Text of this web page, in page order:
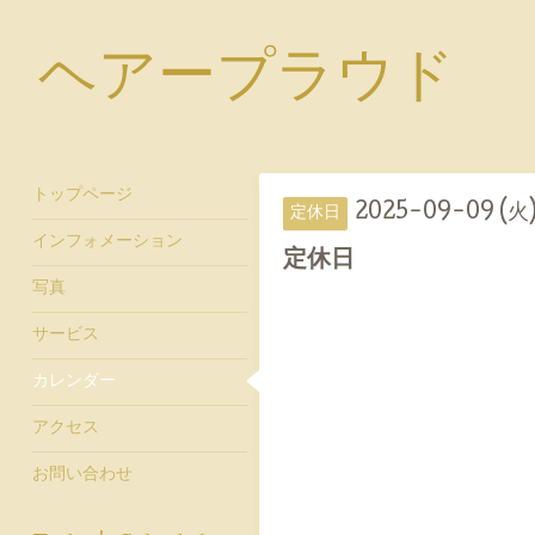
ヘアープラウド
定休日 2025-09-09 (火
定休日
トップページ
インフォメーション
写真
サービス
カレンダー
アクセス
お問い合わせ